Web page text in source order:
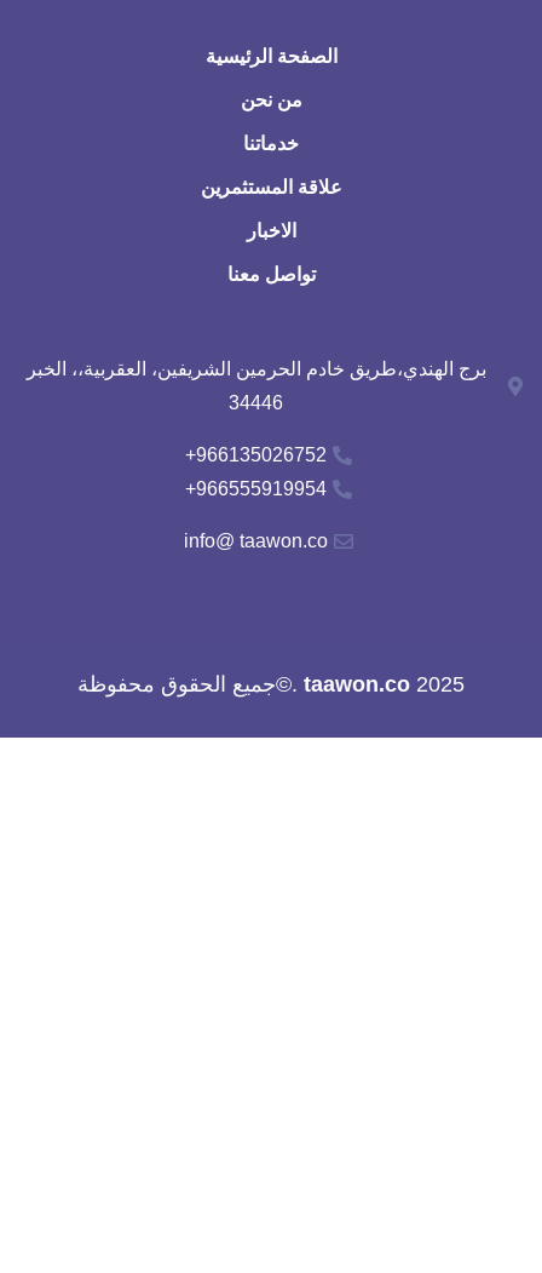
الصفحة الرئيسية
من نحن
خدماتنا
علاقة المستثمرين
الاخبار
تواصل معنا
برج الهندي،طريق خادم الحرمين الشريفين، العقربية،، الخبر
34446
966135026752+
966555919954+
info@ taawon.co
2025
taawon.co.©جميع الحقوق محفوظة